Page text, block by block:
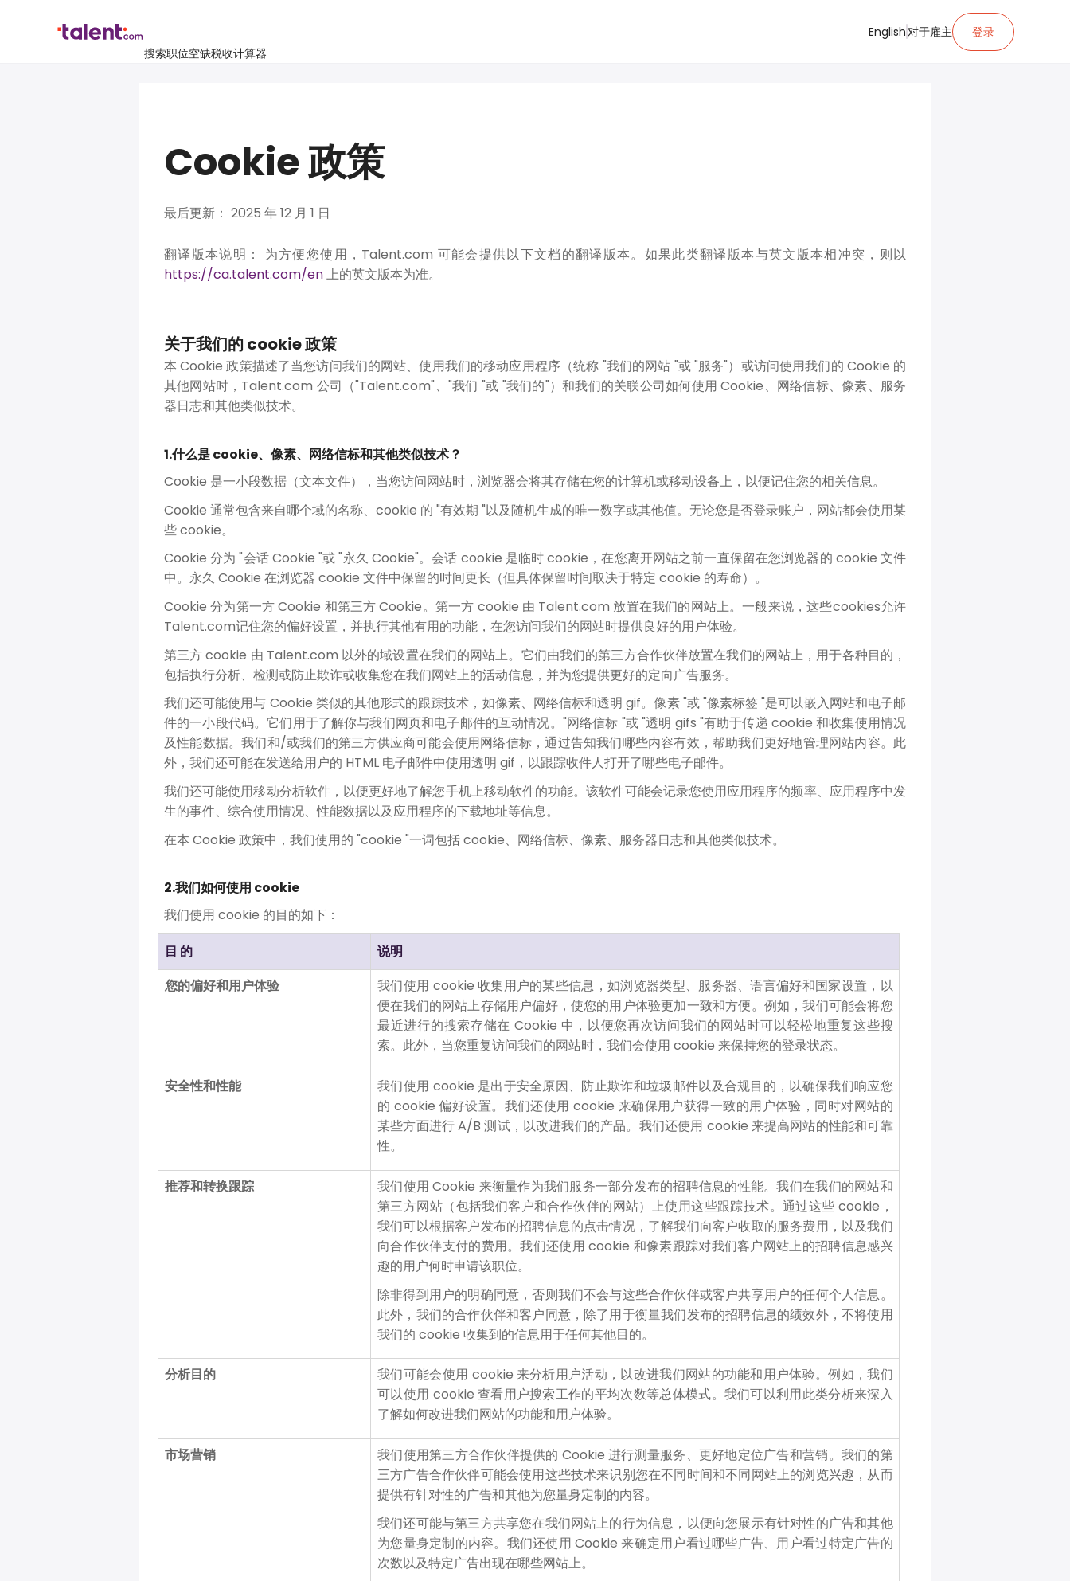
搜索职位空缺税收计算器
English对于雇主 登录
Cookie 政策
最后更新： 2025 年 12 月 1 日
翻译版本说明： 为方便您使用，Talent.com 可能会提供以下文档的翻译版本。如果此类翻译版本与英文版本相冲突，则以
https://ca.talent.com/en上的英文版本为准。
关于我们的 cookie 政策
本 Cookie 政策描述了当您访问我们的网站、使用我们的移动应用程序（统称 "我们的网站 "或 "服务"）或访问使用我们的 Cookie 的
其他网站时，Talent.com 公司（"Talent.com"、"我们 "或 "我们的"）和我们的关联公司如何使用 Cookie、网络信标、像素、服务
器日志和其他类似技术。
1.什么是 cookie、像素、网络信标和其他类似技术？
Cookie 是一小段数据（文本文件），当您访问网站时，浏览器会将其存储在您的计算机或移动设备上，以便记住您的相关信息。
Cookie 通常包含来自哪个域的名称、cookie 的 "有效期 "以及随机生成的唯一数字或其他值。无论您是否登录账户，网站都会使用某
些 cookie。
Cookie 分为 "会话 Cookie "或 "永久 Cookie"。会话 cookie 是临时 cookie，在您离开网站之前一直保留在您浏览器的 cookie 文件
中。永久 Cookie 在浏览器 cookie 文件中保留的时间更长（但具体保留时间取决于特定 cookie 的寿命）。
Cookie 分为第一方 Cookie 和第三方 Cookie。第一方 cookie 由 Talent.com 放置在我们的网站上。一般来说，这些cookies允许
Talent.com记住您的偏好设置，并执行其他有用的功能，在您访问我们的网站时提供良好的用户体验。
第三方 cookie 由 Talent.com 以外的域设置在我们的网站上。它们由我们的第三方合作伙伴放置在我们的网站上，用于各种目的，
包括执行分析、检测或防止欺诈或收集您在我们网站上的活动信息，并为您提供更好的定向广告服务。
我们还可能使用与 Cookie 类似的其他形式的跟踪技术，如像素、网络信标和透明 gif。像素 "或 "像素标签 "是可以嵌入网站和电子邮
件的一小段代码。它们用于了解你与我们网页和电子邮件的互动情况。"网络信标 "或 "透明 gifs "有助于传递 cookie 和收集使用情况
及性能数据。我们和/或我们的第三方供应商可能会使用网络信标，通过告知我们哪些内容有效，帮助我们更好地管理网站内容。此
外，我们还可能在发送给用户的 HTML 电子邮件中使用透明 gif，以跟踪收件人打开了哪些电子邮件。
我们还可能使用移动分析软件，以便更好地了解您手机上移动软件的功能。该软件可能会记录您使用应用程序的频率、应用程序中发
生的事件、综合使用情况、性能数据以及应用程序的下载地址等信息。
在本 Cookie 政策中，我们使用的 "cookie "一词包括 cookie、网络信标、像素、服务器日志和其他类似技术。
2.我们如何使用 cookie
我们使用 cookie 的目的如下：
目 的
说明
您的偏好和用户体验
我们使用 cookie 收集用户的某些信息，如浏览器类型、服务器、语言偏好和国家设置，以
便在我们的网站上存储用户偏好，使您的用户体验更加一致和方便。例如，我们可能会将您
最近进行的搜索存储在 Cookie 中，以便您再次访问我们的网站时可以轻松地重复这些搜
索。此外，当您重复访问我们的网站时，我们会使用 cookie 来保持您的登录状态。
安全性和性能
我们使用 cookie 是出于安全原因、防止欺诈和垃圾邮件以及合规目的，以确保我们响应您
的 cookie 偏好设置。我们还使用 cookie 来确保用户获得一致的用户体验，同时对网站的
某些方面进行 A/B 测试，以改进我们的产品。我们还使用 cookie 来提高网站的性能和可靠
性。
推荐和转换跟踪
我们使用 Cookie 来衡量作为我们服务一部分发布的招聘信息的性能。我们在我们的网站和
第三方网站（包括我们客户和合作伙伴的网站）上使用这些跟踪技术。通过这些 cookie，
我们可以根据客户发布的招聘信息的点击情况，了解我们向客户收取的服务费用，以及我们
向合作伙伴支付的费用。我们还使用 cookie 和像素跟踪对我们客户网站上的招聘信息感兴
趣的用户何时申请该职位。
除非得到用户的明确同意，否则我们不会与这些合作伙伴或客户共享用户的任何个人信息。
此外，我们的合作伙伴和客户同意，除了用于衡量我们发布的招聘信息的绩效外，不将使用
我们的 cookie 收集到的信息用于任何其他目的。
分析目的
我们可能会使用 cookie 来分析用户活动，以改进我们网站的功能和用户体验。例如，我们
可以使用 cookie 查看用户搜索工作的平均次数等总体模式。我们可以利用此类分析来深入
了解如何改进我们网站的功能和用户体验。
市场营销
我们使用第三方合作伙伴提供的 Cookie 进行测量服务、更好地定位广告和营销。我们的第
三方广告合作伙伴可能会使用这些技术来识别您在不同时间和不同网站上的浏览兴趣，从而
提供有针对性的广告和其他为您量身定制的内容。
我们还可能与第三方共享您在我们网站上的行为信息，以便向您展示有针对性的广告和其他
为您量身定制的内容。我们还使用 Cookie 来确定用户看过哪些广告、用户看过特定广告的
次数以及特定广告出现在哪些网站上。